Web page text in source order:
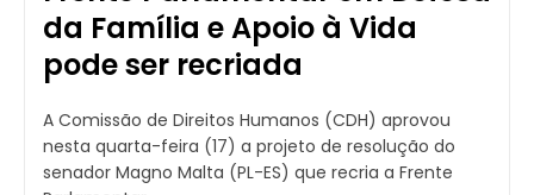
da Família e Apoio à Vida
pode ser recriada
A Comissão de Direitos Humanos (CDH) aprovou
nesta quarta-feira (17) a projeto de resolução do
senador Magno Malta (PL-ES) que recria a Frente